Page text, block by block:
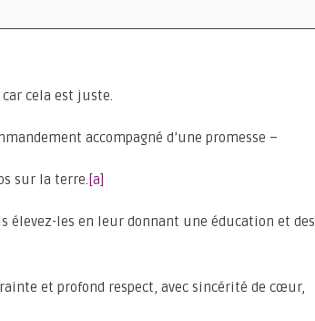
cela est juste.
accompagné d’une promesse –
sur la terre. [a]
élevez-les en leur donnant une éducation et des
et profond respect, avec sincérité de cœur,